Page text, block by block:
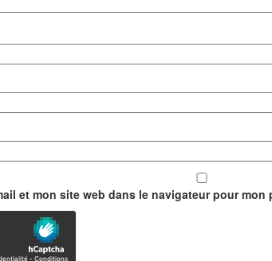
et mon site web dans le navigateur pour mon